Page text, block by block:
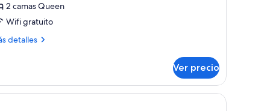
2 camas Queen
Wifi gratuito
detalles
Ver precio
con cortinas.
y cortinas blackout